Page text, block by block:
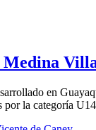
Medina
en
la categoría